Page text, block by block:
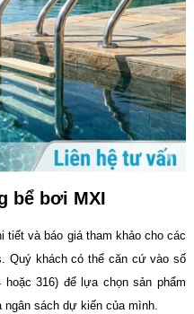
bể bơi MXI
tiết và báo giá tham khảo cho các
Quý khách có thể căn cứ vào số
316) để lựa chọn sản phẩm
sách dự kiến của mình.